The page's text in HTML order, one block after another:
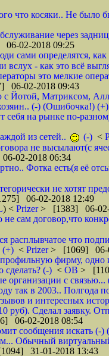
что косяки.. Не
через
02-2018 09:25
сами определятся,
вслух - как это всё
это мелкие
06-02-2018 09:43
с Йотой, Матриксом,
(-) (Ошибочка!) (+)
себя на рынке по-
из сетей..
(-) <
не высылают(с
02-2018 06:34
Фотка есть(я её
не хотят
06-02-2018 12:49
) < Prizer> [1383] 06-02-
не сам договор,что
расплывчатое что
(+) < Prizer> [1069] 06-
фирму, одно
сделать? (-) < ОВ >
организации с
так в 2003..
и интересных
Сделал заявку.
06-02-2018 08:54
сообщения искать (-)
Обычный
31-01-2018 13:43